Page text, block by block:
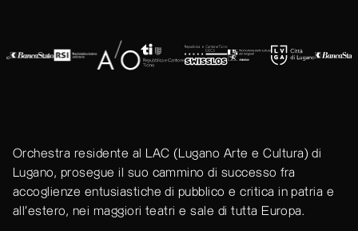
Orchestra residente al LAC (Lugano Arte e Cultura) di
Lugano, prosegue il suo cammino di successo fra
accoglienze entusiastiche di pubblico e critica in patria e
all'estero, nei maggiori teatri e sale di tutta Europa.